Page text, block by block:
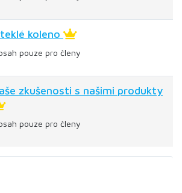
koleno
pouze pro členy
zkušenosti s našimi produkty
pouze pro členy